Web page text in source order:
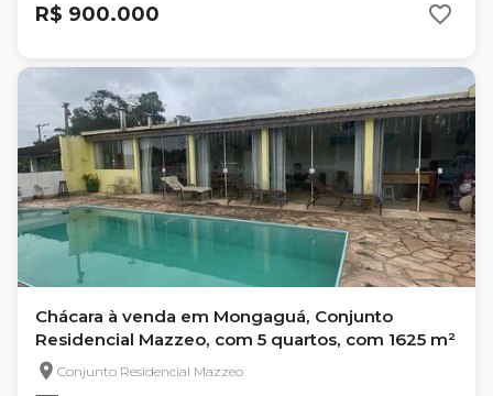
R$ 900.000
Chácara à venda em Mongaguá, Conjunto
Residencial Mazzeo, com 5 quartos, com 1625 m²
Conjunto Residencial Mazzeo